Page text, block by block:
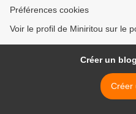
Préférences cookies
Voir le profil de Miniritou sur le
Créer un
Créer